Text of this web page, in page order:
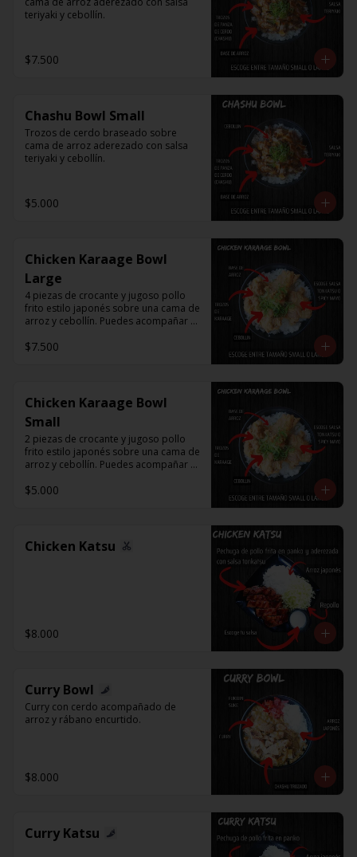
teriyaki y cebollín.
$7.500
Chashu Bowl Small
Trozos de cerdo braseado sobre
cama de arroz aderezado con salsa
teriyaki y cebollín.
$5.000
Chicken Karaage Bowl
Large
4 piezas de crocante y jugoso pollo
frito estilo japonés sobre una cama de
arroz y cebollín. Puedes acompañar
$7.500
Chicken Karaage Bowl
Small
2 piezas de crocante y jugoso pollo
frito estilo japonés sobre una cama de
arroz y cebollín. Puedes acompañar
$5.000
Chicken Katsu
$8.000
Curry Bowl
Curry con cerdo acompañado de
arroz y rábano encurtido.
$8.000
Curry Katsu